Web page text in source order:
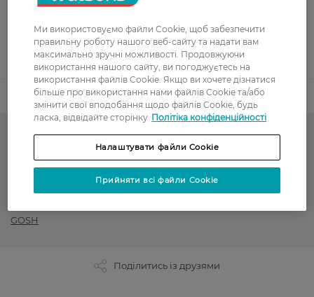
Післяоплата
Показати більше
Код товару
Декоративна косметика
РОЗПРОДАЖ
GOSH
Поділитись із друзями
Ми використовуємо файли Cookie, щоб забезпечити
правильну роботу нашого веб-сайту та надати вам
максимально зручні можливості. Продовжуючи
використання нашого сайту, ви погоджуєтесь на
використання файлів Cookie. Якщо ви хочете дізнатися
більше про використання нами файлів Cookie та/або
змінити свої вподобання щодо файлів Cookie, будь
ласка, відвідайте сторінку Політіка конфіденційності
Налаштувати файли Cookie
Прийняти всі файли Cookie